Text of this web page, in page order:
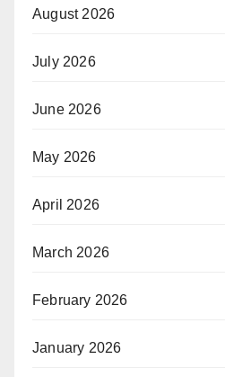
August 2026
July 2026
June 2026
May 2026
April 2026
March 2026
February 2026
January 2026